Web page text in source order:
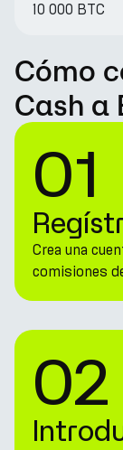
10 000 BTC
Cómo
Cash a
01
Crea una
comisiones
02